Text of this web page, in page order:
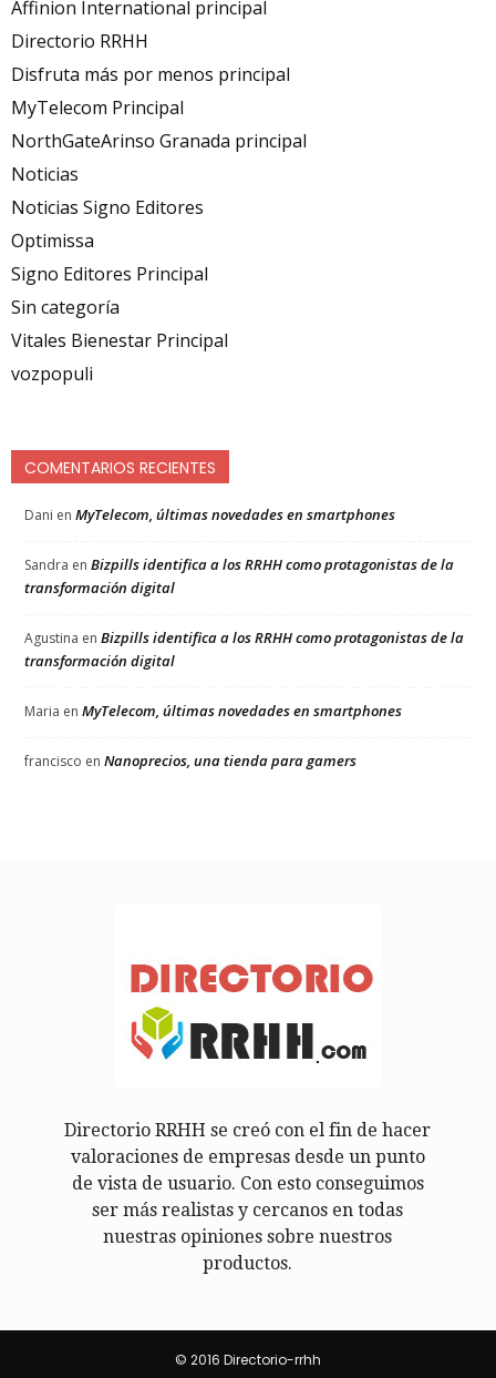
Affinion International principal
Directorio RRHH
Disfruta más por menos principal
MyTelecom Principal
NorthGateArinso Granada principal
Noticias
Noticias Signo Editores
Optimissa
Signo Editores Principal
Sin categoría
Vitales Bienestar Principal
vozpopuli
COMENTARIOS RECIENTES
Dani en MyTelecom, últimas novedades en smartphones
Sandra en Bizpills identifica a los RRHH como protagonistas de la
transformación digital
Agustina en Bizpills identifica a los RRHH como protagonistas de la
transformación digital
Maria en MyTelecom, últimas novedades en smartphones
francisco en Nanoprecios, una tienda para gamers
Directorio RRHH se creó con el fin de hacer
valoraciones de empresas desde un punto
de vista de usuario. Con esto conseguimos
ser más realistas y cercanos en todas
nuestras opiniones sobre nuestros
productos.
© 2016 Directorio-rrhh